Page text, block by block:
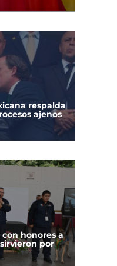
respalda
ajenos
honores a
por